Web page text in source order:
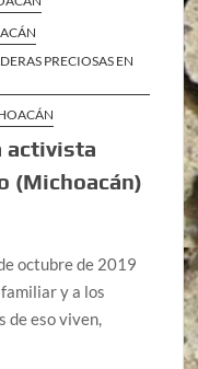
PRECIOSAS EN
activista
(Michoacán)
octubre de 2019
y a los
de eso viven,